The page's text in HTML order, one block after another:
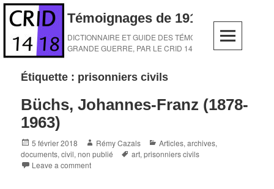
Skip
content
Témoignages de 1914-1918
DICTIONNAIRE ET GUIDE DES TÉMOINS DE LA
GRANDE GUERRE, PAR LE CRID 14-18
Étiquette : prisonniers civils
Büchs, Johannes-Franz (1878-
1963)
Posted
on
5 février 2018 Author
Rémy Cazals Categories
Articles, archives,
documents,civil,non publié Tags
art,prisonniers civils
Leave a comment